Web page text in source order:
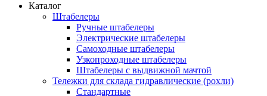
Каталог
Штабелеры
Ручные штабелеры
Электрические штабелеры
Самоходные штабелеры
Узкопроходные штабелеры
Штабелеры с выдвижной мачтой
Тележки для склада гидравлические (рохли)
Стандартные